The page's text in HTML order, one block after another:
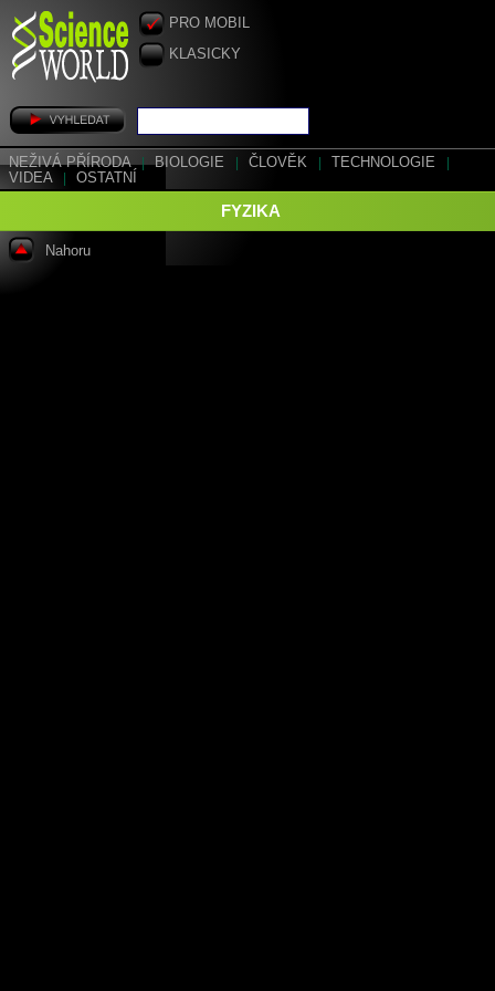
PRO MOBIL
KLASICKY
NEŽIVÁ PŘÍRODA | BIOLOGIE ČLOVĚK TECHNOLOGIE
VIDEA
OSTATNÍ
FYZIKA
Nahoru